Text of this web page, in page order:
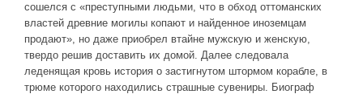
сошелся с «преступными людьми, что в обход оттоманских
властей древние могилы копают и найденное иноземцам
продают», но даже приобрел втайне мужскую и женскую,
твердо решив доставить их домой. Далее следовала
леденящая кровь история о застигнутом штормом корабле, в
трюме которого находились страшные сувениры. Биограф